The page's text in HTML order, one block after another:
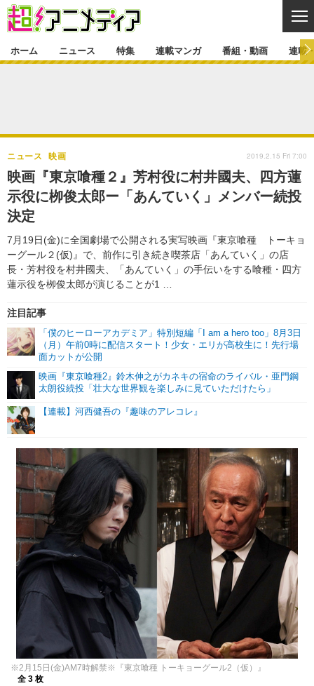
ゲーム・アプリ マンガ
グッズ イベント
舞台 新帝スタ
特集一覧 カバー
ラキりす
連載マンガ
連載マンガ一覧 連載一覧
番組・動画
番組・動画一覧 ラジオ
連載・ブログ
編集部ブログ・お知らせ
ホーム ニュース 特集 連載マンガ 番組・動画 連載
映画『東京喰種２』芳村役に村井國夫、四方蓮
示役に栁俊太郎ー「あんていく」メンバー続投
決定
7月19日(金)に全国劇場で公開される実写映画『東京喰種 トーキョ
ーグール２(仮)』で、前作に引き続き喫茶店「あんていく」の店
長・芳村役を村井國夫、「あんていく」の手伝いをする喰種・四方
蓮示役を栁俊太郎が演じることが1 …
ニュース 映画
注目記事
「僕のヒーローアカデミア」特別短編「I am a hero too」8月3日
（月）午前0時に配信スタート！少女・エリが高校生に！先行場
面カットが公開
映画『東京喰種2』鈴木伸之がカネキの宿命のライバル・亜門鋼
太朗役続投「壮大な世界観を楽しみに見ていただけたら」
【連載】河西健吾の『趣味のアレコレ』
2019.2.15 Fri 7:00
※2月15日(金)AM7時解禁※『東京喰種 トーキョーグール2（仮）』
全 3 枚